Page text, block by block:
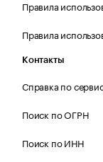
Правила
Правила
Контакты
Справка по
Поиск по ОГРН
Поиск по ИНН